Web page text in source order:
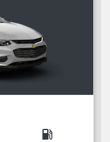
local_gas_station